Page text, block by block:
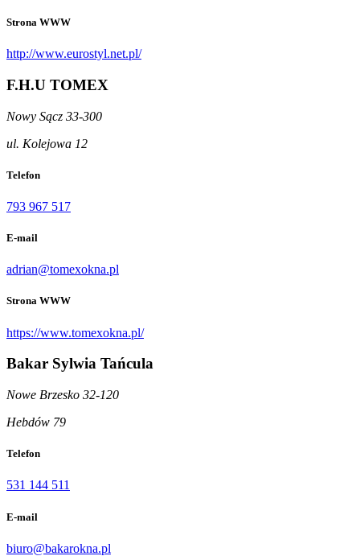
Strona WWW
http://www.eurostyl.net.pl/
F.H.U TOMEX
Nowy Sącz 33-300
ul. Kolejowa 12
Telefon
793 967 517
E-mail
adrian@tomexokna.pl
Strona WWW
https://www.tomexokna.pl/
Bakar Sylwia Tańcula
Nowe Brzesko 32-120
Hebdów 79
Telefon
531 144 511
E-mail
biuro@bakarokna.pl